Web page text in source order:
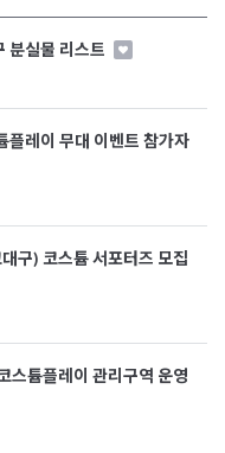
분실물 리스트
레이 무대 이벤트 참가자
구) 코스튬 서포터즈 모집
스튬플레이 관리구역 운영